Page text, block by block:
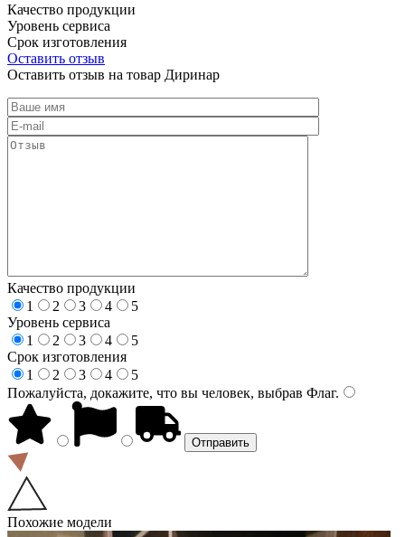
Качество продукции
Уровень сервиса
Срок изготовления
Оставить отзыв
Оставить отзыв на товар Диринар
Качество продукции
1
2 3 4
5
Уровень сервиса
1
2 3 4
5
Срок изготовления
1
2 3 4
5
Пожалуйста, докажите, что вы человек, выбрав Флаг.
Похожие модели